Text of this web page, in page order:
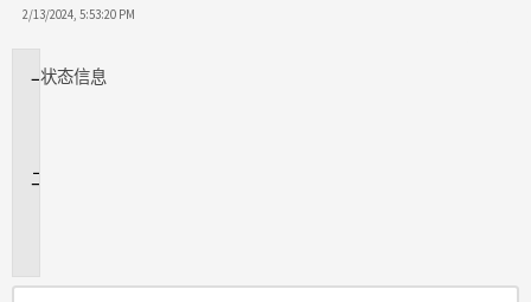
2/13/2024, 5:53:20 PM
适
状态信息